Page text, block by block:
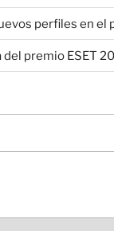
perfiles en el
premio ESET